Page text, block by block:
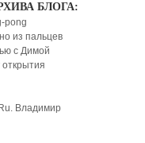
БЛОГА:
pong
из пальцев
с Димой
Владимир